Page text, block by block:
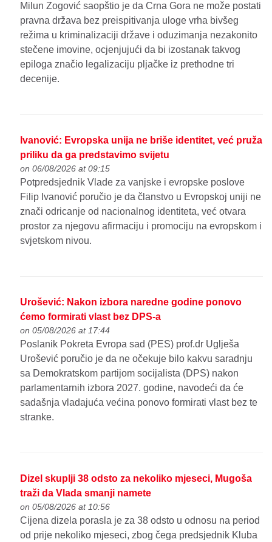
Milun Zogović saopštio je da Crna Gora ne može postati
pravna država bez preispitivanja uloge vrha bivšeg
režima u kriminalizaciji države i oduzimanja nezakonito
stečene imovine, ocjenjujući da bi izostanak takvog
epiloga značio legalizaciju pljačke iz prethodne tri
decenije.
Ivanović: Evropska unija ne briše identitet, već pruža
priliku da ga predstavimo svijetu
on 06/08/2026 at 09:15
Potpredsjednik Vlade za vanjske i evropske poslove
Filip Ivanović poručio je da članstvo u Evropskoj uniji ne
znači odricanje od nacionalnog identiteta, već otvara
prostor za njegovu afirmaciju i promociju na evropskom i
svjetskom nivou.
Urošević: Nakon izbora naredne godine ponovo
ćemo formirati vlast bez DPS-a
on 05/08/2026 at 17:44
Poslanik Pokreta Evropa sad (PES) prof.dr Uglješa
Urošević poručio je da ne očekuje bilo kakvu saradnju
sa Demokratskom partijom socijalista (DPS) nakon
parlamentarnih izbora 2027. godine, navodeći da će
sadašnja vladajuća većina ponovo formirati vlast bez te
stranke.
Dizel skuplji 38 odsto za nekoliko mjeseci, Mugoša
traži da Vlada smanji namete
on 05/08/2026 at 10:56
Cijena dizela porasla je za 38 odsto u odnosu na period
od prije nekoliko mjeseci, zbog čega predsjednik Kluba